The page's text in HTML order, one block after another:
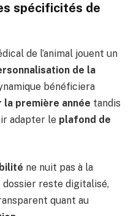
spécificités de
de l’animal jouent un
de la
bénéficiera
la première année tandis
adapter le plafond de
ne nuit pas à la
reste digitalisé,
quant au